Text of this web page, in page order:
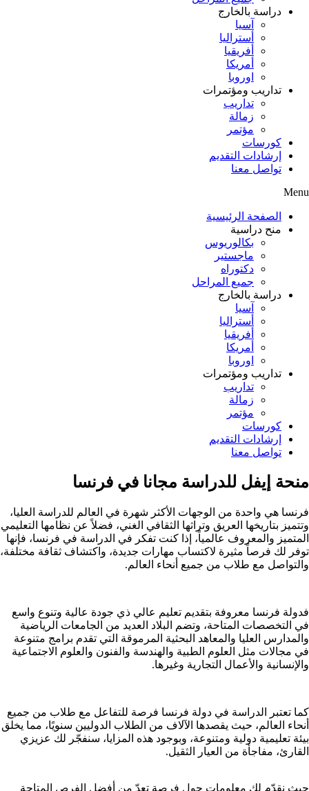
دراسة بالخارج
آسيا
أستراليا
أفريقيا
أمريكا
اوروبا
تداريب ومؤتمرات
تداريب
زمالة
مؤتمر
كورسات
إرشادات التقديم
تواصل معنا
Menu
الصفحة الرئيسية
منح دراسية
بكالوريوس
ماجستير
دكتوراه
جميع المراحل
دراسة بالخارج
آسيا
أستراليا
أفريقيا
أمريكا
اوروبا
تداريب ومؤتمرات
تداريب
زمالة
مؤتمر
كورسات
إرشادات التقديم
تواصل معنا
منحة إيفل للدراسة مجانا في فرنسا
فرنسا هي واحدة من الوجهات الأكثر شهرة في العالم للدراسة العليا،
وتتميز بتاريخها العريق وتراثها الثقافي الغني، فضلاً عن نظامها التعليمي
المتميز والمعروف عالمياً، إذا كنت تفكر في الدراسة في فرنسا، فإنها
توفر لك فرصاً مثيرة لاكتساب مهارات جديدة، واكتشاف ثقافة مختلفة،
والتواصل مع طلاب من جميع أنحاء العالم.
فدولة فرنسا معروفة بتقديم تعليم عالي ذي جودة عالية وتنوع واسع
في التخصصات المتاحة، وتضم البلاد العديد من الجامعات الرياضية
والمدارس العليا والمعاهد البحثية المرموقة التي تقدم برامج متنوعة
في مجالات مثل العلوم الطبية والهندسة والفنون والعلوم الاجتماعية
والإنسانية والأعمال التجارية وغيرها.
كما تعتبر الدراسة في دولة فرنسا فرصة للتفاعل مع طلاب من جميع
أنحاء العالم، حيث يقصدها الآلاف من الطلاب الدوليين سنويًا، مما يخلق
بيئة تعليمية دولية ومتنوعة، وبوجود هذه المزايا، سنفجّر لك عزيزي
القارئ، مفاجأة من العيار الثقيل.
حيث نقدّم لك معلومات حول فرصة تعدّ من أفضل الفرص المتاحة